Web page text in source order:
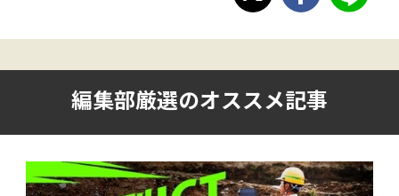
編集部厳選のオススメ記事